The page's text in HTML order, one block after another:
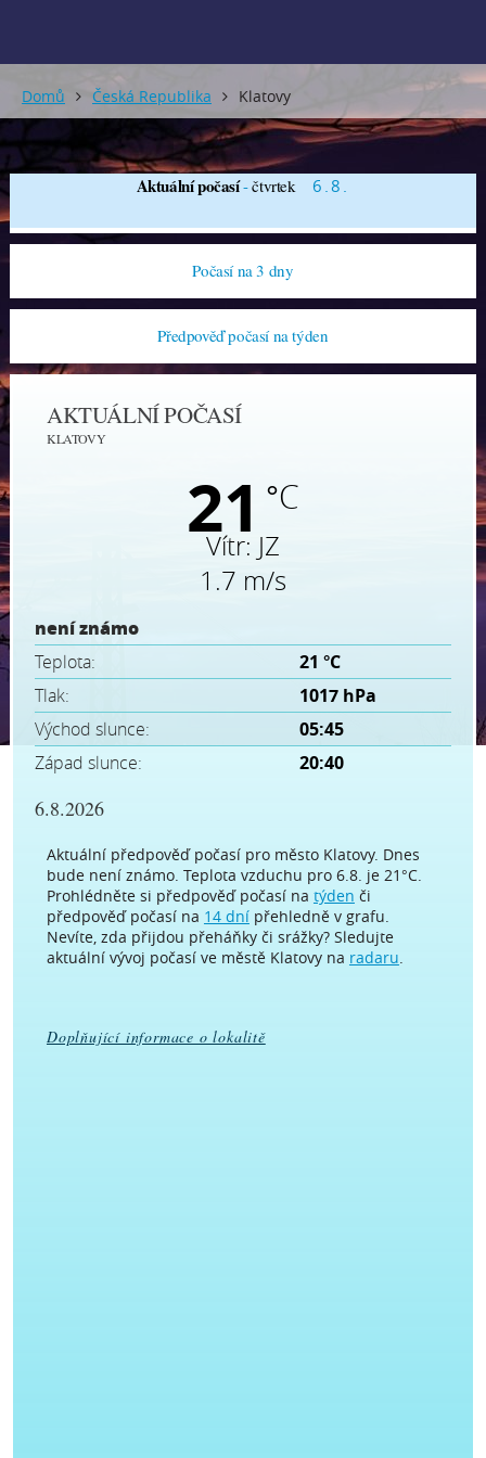
Domů Česká Republika Klatovy
Aktuální počasí-čtvrtek 6.8.
Počasí na 3 dny
Předpověď počasí na týden
AKTUÁLNÍ POČASÍ
KLATOVY
21 °C
Vítr: JZ
1.7 m/s
není známo
Teplota:
21 °C
Tlak:
1017 hPa
Východ slunce:
05:45
Západ slunce:
20:40
6.8.2026
Aktuální předpověď počasí pro město Klatovy. Dnes
bude není známo. Teplota vzduchu pro 6.8. je 21°C.
Prohlédněte si předpověď počasí na týden či
předpověď počasí na 14 dnípřehledně v grafu.
Nevíte, zda přijdou přeháňky či srážky? Sledujte
aktuální vývoj počasí ve městě Klatovy na radaru.
Doplňující informace o lokalitě